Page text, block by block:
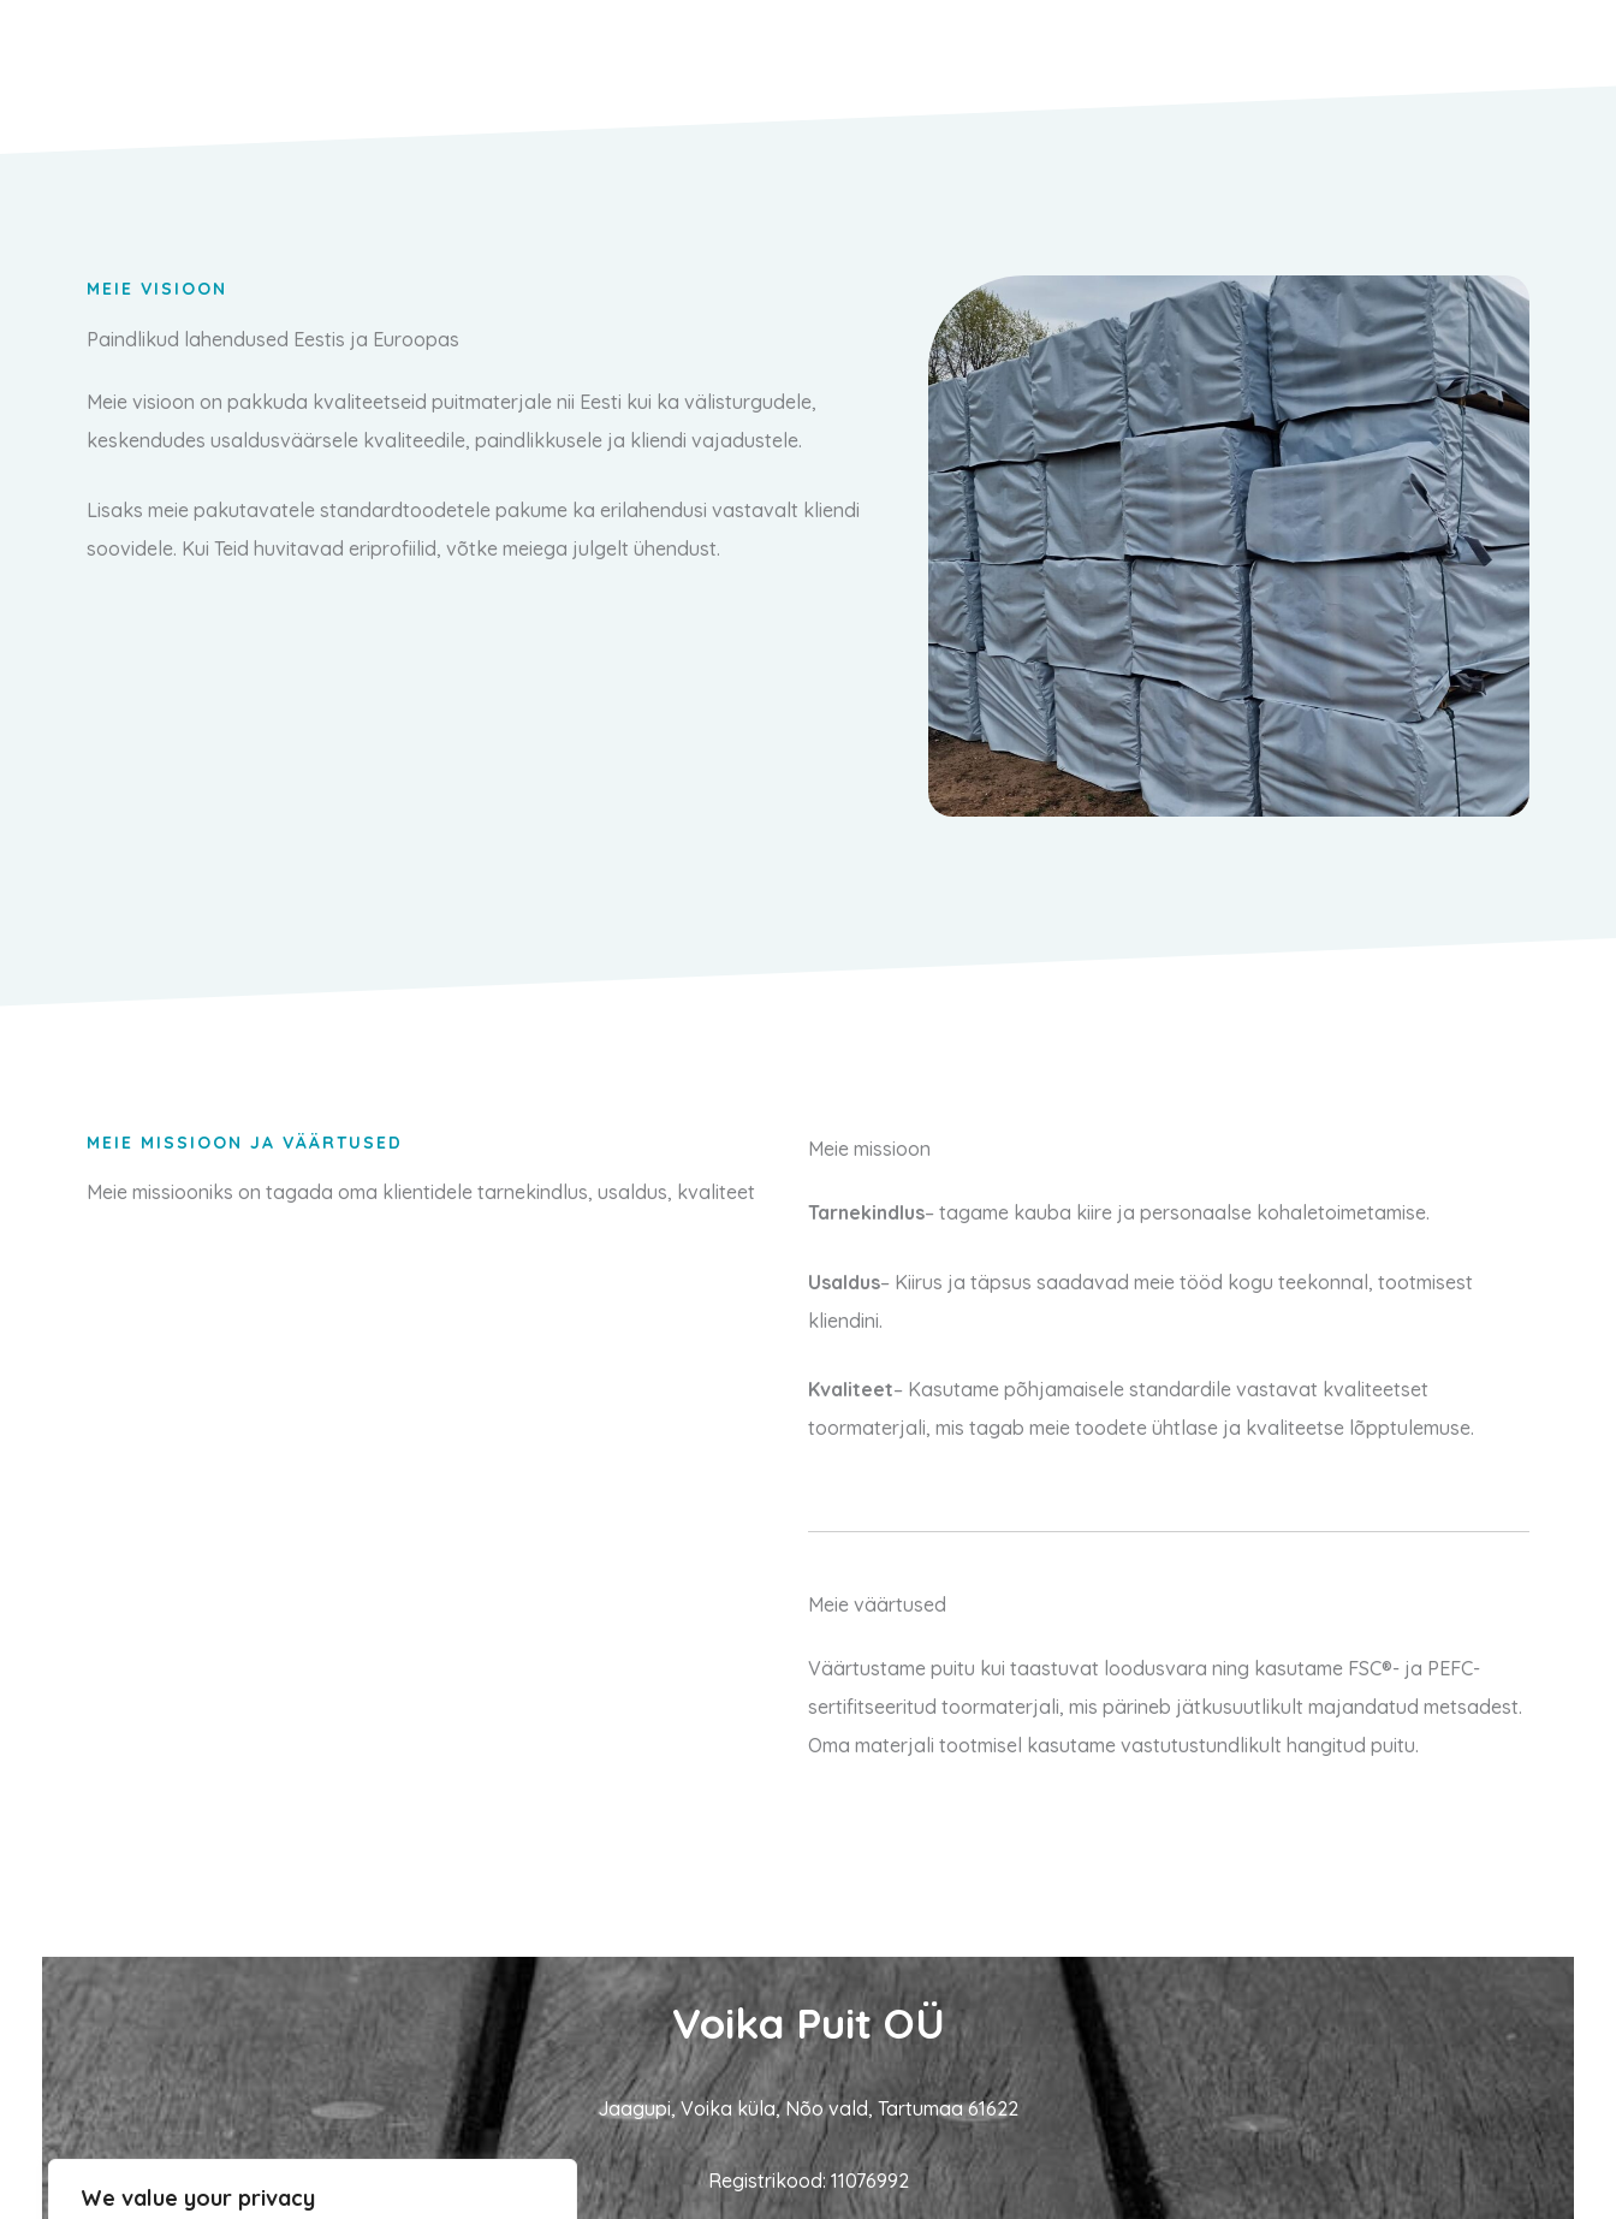
We value your privacy
MEIE VISIOON
Paindlikud lahendused Eestis ja Euroopas
Meie visioon on pakkuda kvaliteetseid puitmaterjale nii Eesti kui ka välisturgudele,
keskendudes usaldusväärsele kvaliteedile, paindlikkusele ja kliendi vajadustele.
Lisaks meie pakutavatele standardtoodetele pakume ka erilahendusi vastavalt kliendi
soovidele. Kui Teid huvitavad eriprofiilid, võtke meiega julgelt ühendust.
MEIE MISSIOON JA VÄÄRTUSED
Meie missiooniks on tagada oma klientidele tarnekindlus, usaldus, kvaliteet
Meie missioon
Tarnekindlus– tagame kauba kiire ja personaalse kohaletoimetamise.
Usaldus– Kiirus ja täpsus saadavad meie tööd kogu teekonnal, tootmisest
kliendini.
Kvaliteet– Kasutame põhjamaisele standardile vastavat kvaliteetset
toormaterjali, mis tagab meie toodete ühtlase ja kvaliteetse lõpptulemuse.
Meie väärtused
Väärtustame puitu kui taastuvat loodusvara ning kasutame FSC®- ja PEFC-
sertifitseeritud toormaterjali, mis pärineb jätkusuutlikult majandatud metsadest.
Oma materjali tootmisel kasutame vastutustundlikult hangitud puitu.
Voika Puit OÜ
Jaagupi, Voika küla, Nõo vald, Tartumaa 61622
Registrikood: 11076992